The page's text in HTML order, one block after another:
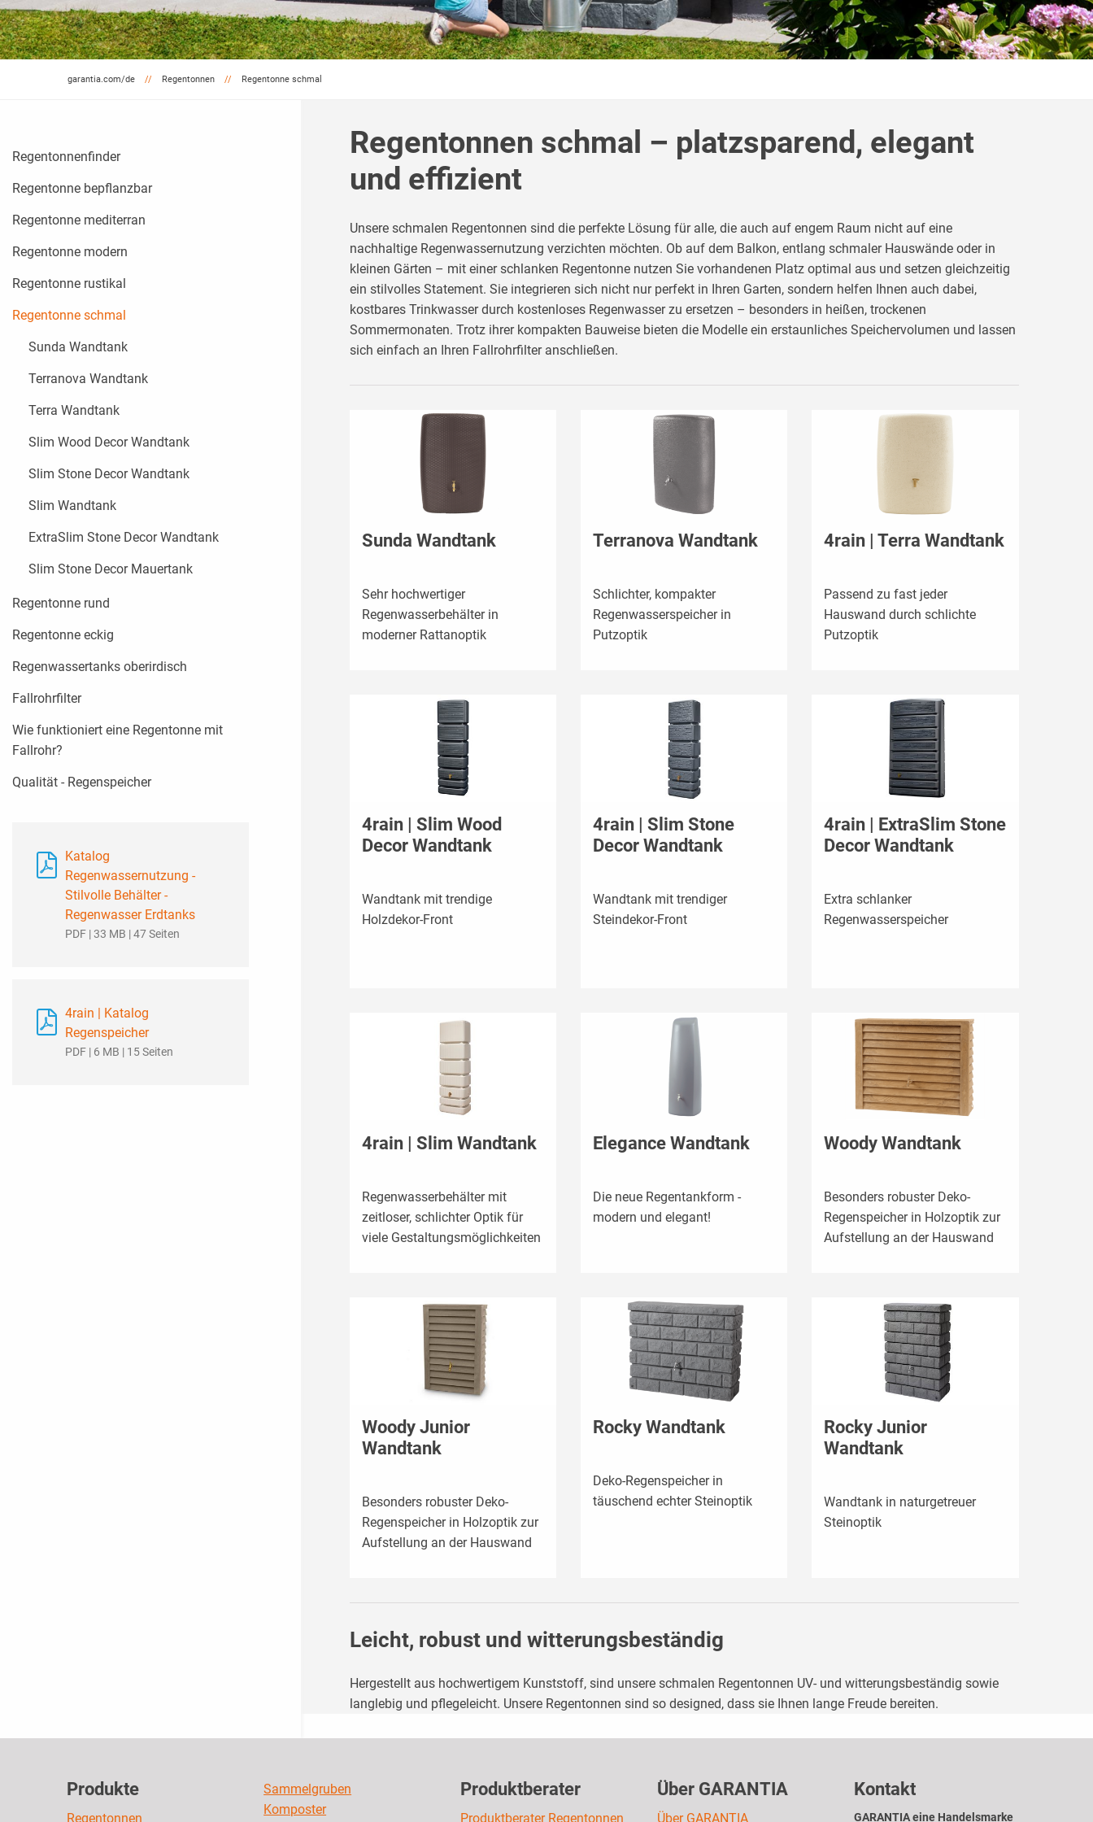
garantia.com/de Regentonnen Regentonne schmal
Regentonnen schmal – platzsparend, elegant
und effizient
Unsere schmalen Regentonnen sind die perfekte Lösung für alle, die auch auf engem Raum nicht auf eine
nachhaltige Regenwassernutzung verzichten möchten. Ob auf dem Balkon, entlang schmaler Hauswände oder in
kleinen Gärten – mit einer schlanken Regentonne nutzen Sie vorhandenen Platz optimal aus und setzen gleichzeitig
ein stilvolles Statement. Sie integrieren sich nicht nur perfekt in Ihren Garten, sondern helfen Ihnen auch dabei,
kostbares Trinkwasser durch kostenloses Regenwasser zu ersetzen – besonders in heißen, trockenen
Sommermonaten. Trotz ihrer kompakten Bauweise bieten die Modelle ein erstaunliches Speichervolumen und lassen
sich einfach an Ihren Fallrohrfilter anschließen.
Sunda Wandtank
Sehr hochwertiger
Regenwasserbehälter in
moderner Rattanoptik
Terranova Wandtank
Schlichter, kompakter
Regenwasserspeicher in
Putzoptik
4rain | Terra Wandtank
Passend zu fast jeder
Hauswand durch schlichte
Putzoptik
4rain | Slim Wood
Decor Wandtank
Wandtank mit trendige
Holzdekor-Front
4rain | Slim Stone
Decor Wandtank
Wandtank mit trendiger
Steindekor-Front
4rain | ExtraSlim Stone
Decor Wandtank
Extra schlanker
Regenwasserspeicher
4rain | Slim Wandtank
Regenwasserbehälter mit
zeitloser, schlichter Optik für
viele Gestaltungsmöglichkeiten
Elegance Wandtank
Die neue Regentankform -
modern und elegant!
Woody Wandtank
Besonders robuster Deko-
Regenspeicher in Holzoptik zur
Aufstellung an der Hauswand
Woody Junior
Wandtank
Besonders robuster Deko-
Regenspeicher in Holzoptik zur
Aufstellung an der Hauswand
Rocky Wandtank
Deko-Regenspeicher in
täuschend echter Steinoptik
Rocky Junior
Wandtank
Wandtank in naturgetreuer
Steinoptik
Leicht, robust und witterungsbeständig
Hergestellt aus hochwertigem Kunststoff, sind unsere schmalen Regentonnen UV- und witterungsbeständig sowie
langlebig und pflegeleicht. Unsere Regentonnen sind so designed, dass sie Ihnen lange Freude bereiten.
Regentonnenfinder
Regentonne bepflanzbar
Regentonne mediterran
Regentonne modern
Regentonne rustikal
Regentonne schmal
Sunda Wandtank
Terranova Wandtank
Terra Wandtank
Slim Wood Decor Wandtank
Slim Stone Decor Wandtank
Slim Wandtank
ExtraSlim Stone Decor Wandtank
Slim Stone Decor Mauertank
Regentonne rund
Regentonne eckig
Regenwassertanks oberirdisch
Fallrohrfilter
Wie funktioniert eine Regentonne mit
Fallrohr?
Qualität - Regenspeicher
Katalog
Regenwassernutzung -
Stilvolle Behälter -
Regenwasser Erdtanks
PDF | 33 MB | 47 Seiten
4rain | Katalog
Regenspeicher
PDF | 6 MB | 15 Seiten
Produkte
Regentonnen
Sammelgruben
Komposter
Produktberater
Produktberater Regentonnen
Über GARANTIA
Über GARANTIA
Kontakt
GARANTIA eine Handelsmarke